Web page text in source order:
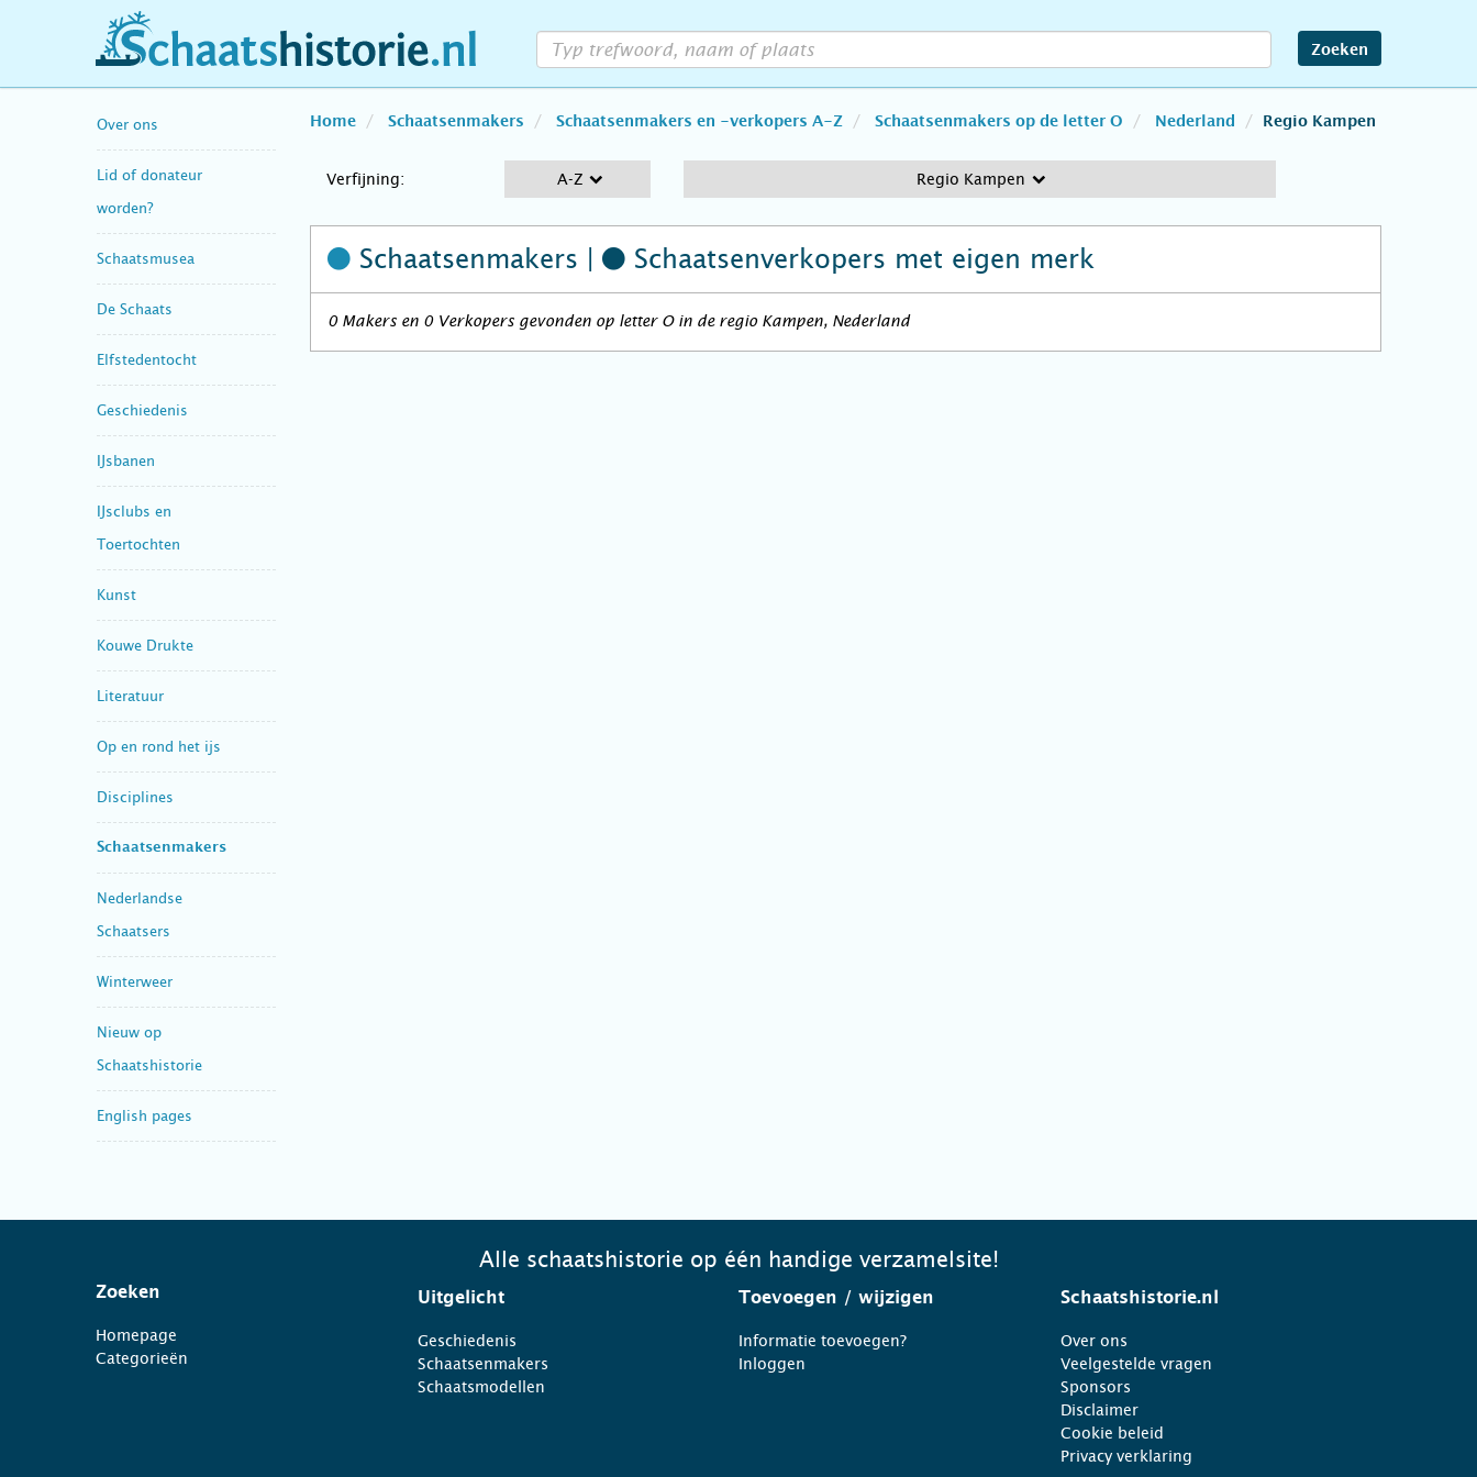
schaatshistorie.nl Zoeken
Over ons
Lid of donateur
worden?
Schaatsmusea
De Schaats
Elfstedentocht
Geschiedenis
IJsbanen
IJsclubs en
Toertochten
Kunst
Kouwe Drukte
Literatuur
Op en rond het ijs
Disciplines
Schaatsenmakers
Nederlandse
Schaatsers
Winterweer
Nieuw op
Schaatshistorie
English pages
Home Schaatsenmakers Schaatsenmakers en -verkopers A-Z Schaatsenmakers op de letter O Nederland Regio Kampen
Verfijning: A-Z Regio Kampen
Schaatsenmakers | Schaatsenverkopers met eigen merk
0 Makers en 0 Verkopers gevonden op letter O in de regio Kampen, Nederland
Alle schaatshistorie op één handige verzamelsite!
Zoeken
Homepage
Categorieën
Uitgelicht
Geschiedenis
Schaatsenmakers
Schaatsmodellen
Toevoegen / wijzigen
Informatie toevoegen?
Inloggen
Schaatshistorie.nl
Over ons
Veelgestelde vragen
Sponsors
Disclaimer
Cookie beleid
Privacy verklaring